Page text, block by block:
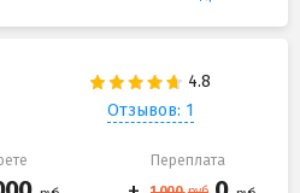
Отзывов: 1
Переплата